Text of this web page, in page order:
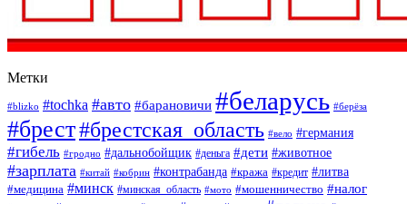
Метки
#blizko #tochka #авто #барановичи #беларусь #берёза
#брест#брестская_область #вело #германия
#гибель #гродно #дальнобойщик #деньга #дети #животное
#зарплата #китай #кобрин #контрабанда #кража #кредит #литва
#медицина #минск #минская_область #мото #мошенничество #налог